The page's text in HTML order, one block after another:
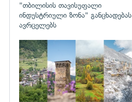
"თბილისის თავისუფალი
ინდუსტრიული ზონა" განცხადებას
ავრცელებს